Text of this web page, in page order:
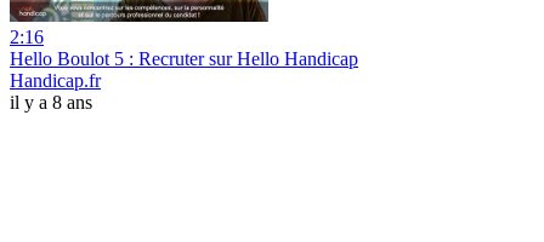
2:16
Hello Boulot 5 : Recruter sur Hello Handicap
Handicap.fr
il y a 8 ans